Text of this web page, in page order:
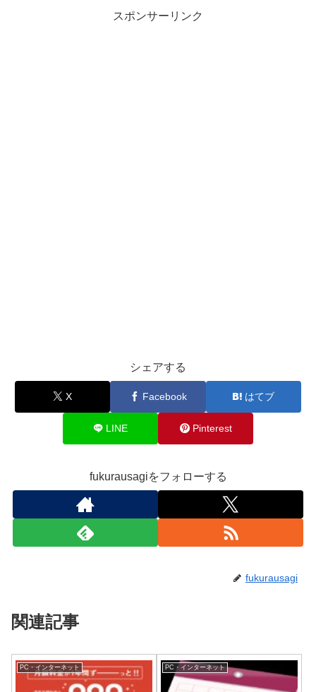
スポンサーリンク
シェアする
X Facebook はてブ
LINE Pinterest
fukurausagiをフォローする
fukurausagi
関連記事
PC・インターネット PC・インターネット